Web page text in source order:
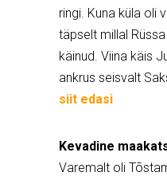
ringi. Kuna küla oli
täpselt millal
käinud. Viina käis
ankrus seisvalt
siit edasi
Kevadine
Varemalt oli